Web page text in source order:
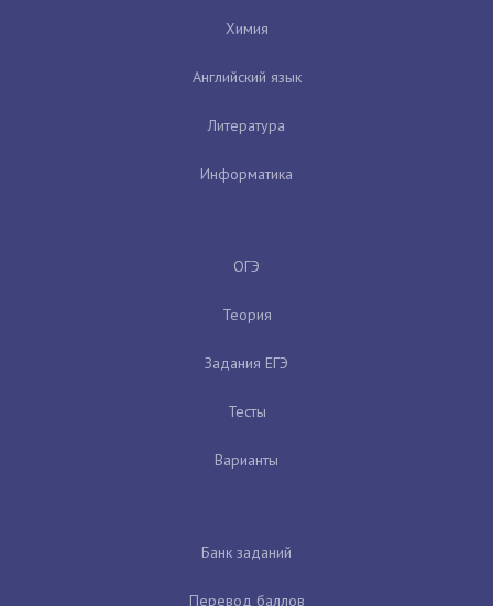
Химия
Английский язык
Литература
Информатика
ОГЭ
Теория
Задания ЕГЭ
Тесты
Варианты
Банк заданий
Перевод баллов